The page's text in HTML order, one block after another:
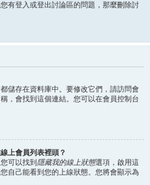
有登入或登出討論區的問題，那麼刪除討
儲存在資料庫中。要修改它們，請訪問會
，會找到這個連結。您可以在會員控制台
上會員列表裡頭？
可以找到 隱藏我的線上狀態選項，啟用這
自己能看到您的上線狀態。您將會顯示為